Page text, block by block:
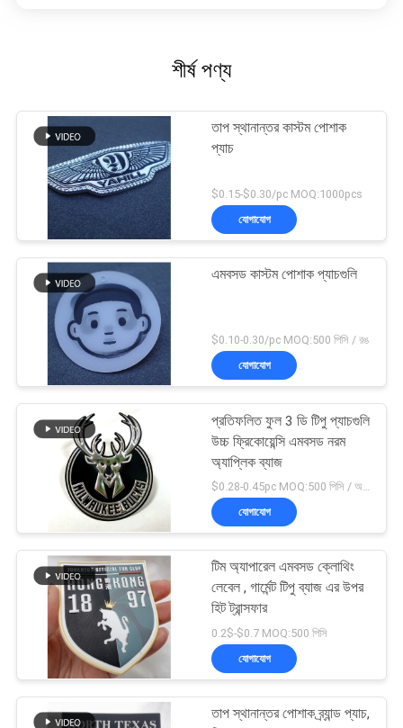
শীর্ষ পণ্য
তাপ স্থানান্তর কাস্টম পোশাক
প্যাচ
$0.15-$0.30/pc MOQ:1000pcs
যোগাযোগ
এমবসড কাস্টম পোশাক প্যাচগুলি
$0.10-0.30/pc MOQ:500 পিসি / রঙ
যোগাযোগ
প্রতিফলিত ফুল 3 ডি টিপু প্যাচগুলি
উচ্চ ফ্রিকোয়েন্সি এমবসড নরম
অ্যাপ্লিক ব্যাজ
$0.28-0.45pc MOQ:500 পিসি / অর্ডার
যোগাযোগ
টিম অ্যাপারেল এমবসড ক্লোথিং
লেবেল , গার্মেন্ট টিপু ব্যাজ এর উপর
হিট ট্রান্সফার
0.2$-$0.7 MOQ:500 পিসি
যোগাযোগ
তাপ স্থানান্তর পোশাক ব্র্যান্ড প্যাচ,